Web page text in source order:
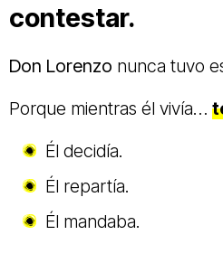
contestar.
Don Lorenzo nunca tuvo
Porque mientras él vivía…
Él decidía.
Él repartía.
Él mandaba.